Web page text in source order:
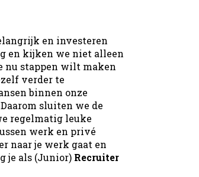
en investeren
en kijken we niet alleen
nu stappen wilt maken
verder te
binnen onze
sluiten we de
regelmatig leuke
werk en privé
naar je werk gaat en
je als (Junior) Recruiter